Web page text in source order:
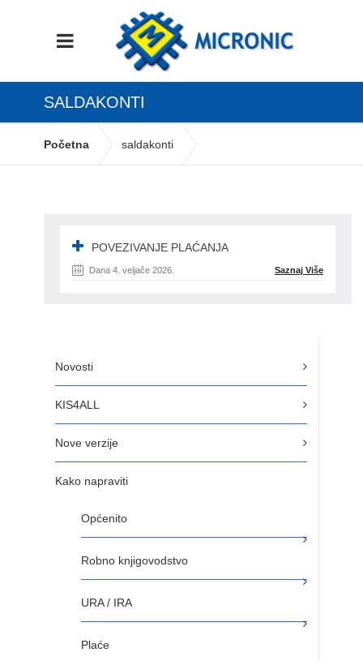
SALDAKONTI
Početna saldakonti
Novosti
KIS4ALL
Nove verzije
Kako napraviti
Općenito
Robno knjigovodstvo
URA / IRA
Plaće
POVEZIVANJE PLAĆANJA
Dana 4. veljače 2026. Saznaj Više